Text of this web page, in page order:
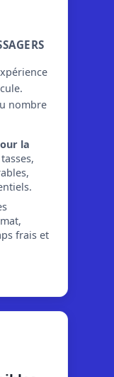
nombre
la
frais et